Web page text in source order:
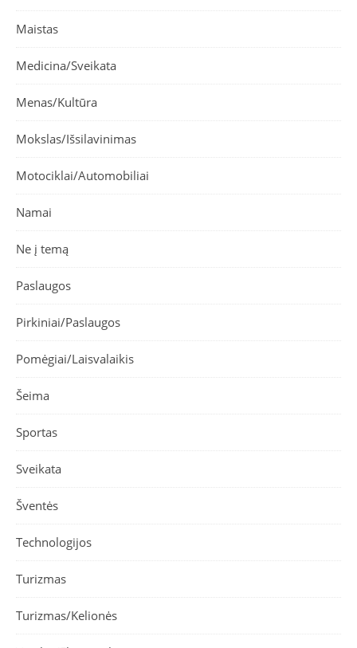
Maistas
Medicina/Sveikata
Menas/Kultūra
Mokslas/Išsilavinimas
Motociklai/Automobiliai
Namai
Ne į temą
Paslaugos
Pirkiniai/Paslaugos
Pomėgiai/Laisvalaikis
Šeima
Sportas
Sveikata
Šventės
Technologijos
Turizmas
Turizmas/Kelionės